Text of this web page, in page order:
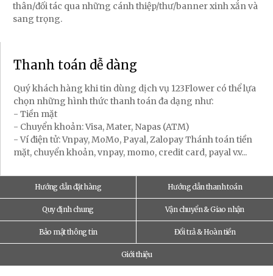
thân/đối tác qua những cánh thiệp/thư/banner xinh xắn và
sang trọng.
Thanh toán dễ dàng
Quý khách hàng khi tin dùng dịch vụ 123Flower có thể lựa
chọn những hình thức thanh toán đa dạng như:
- Tiền mặt
- Chuyển khoản: Visa, Mater, Napas (ATM)
- Ví điện tử: Vnpay, MoMo, Payal, Zalopay Thánh toán tiền
mặt, chuyển khoản, vnpay, momo, credit card, payal v.v...
Hướng dẫn đặt hàng Hướng dẫn thanh toán
Quy định chung Vận chuyển & Giao nhận
Bảo mật thông tin Đổi trả & Hoàn tiền
Giới thiệu